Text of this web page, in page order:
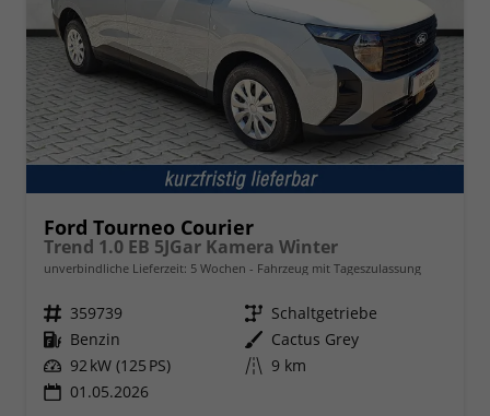
Ford Tourneo Courier
Trend 1.0 EB 5JGar Kamera Winter
unverbindliche Lieferzeit: 5 Wochen Fahrzeug mit Tageszulassung
Fahrzeugnr. 359739 Getriebe Schaltgetriebe
Kraftstoff Benzin Außenfarbe Cactus Grey
Leistung 92 kW (125 PS) Kilometerstand 9 km
01.05.2026